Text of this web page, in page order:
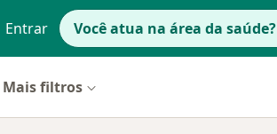
Entrar Você atua na área da saúde?
Mais filtros